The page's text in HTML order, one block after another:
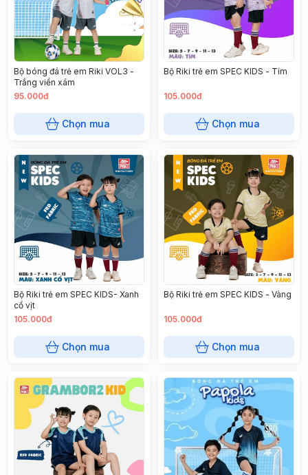
Bộ bóng đá trẻ em Riki VOL3 -
Trắng viền xám
95.000đ
Chọn mua
Bộ Riki trẻ em SPEC KIDS - Tím
105.000đ
Chọn mua
Bộ Riki trẻ em SPEC KIDS- Xanh
cổ vịt
105.000đ
Chọn mua
Bộ Riki trẻ em SPEC KIDS - Vàng
105.000đ
Chọn mua